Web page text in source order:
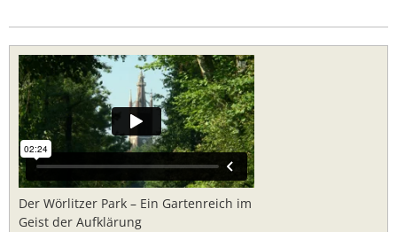
Der Wörlitzer Park – Ein Gartenreich im
Geist der Aufklärung